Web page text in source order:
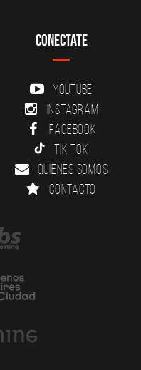
Conectate
YouTube
Instagram
Facebook
Tik Tok
Quienes somos
Contacto